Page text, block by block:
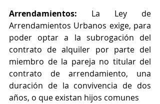
Arrendamientos: La Ley de
Arrendamientos Urbanos exige, para
poder optar a la subrogación del
contrato de alquiler por parte del
miembro de la pareja no titular del
contrato de arrendamiento, una
duración de la convivencia de dos
años, o que existan hijos comunes